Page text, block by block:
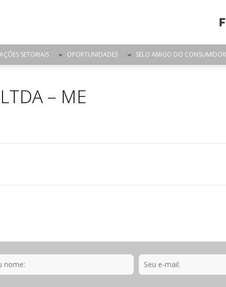
SETORIAIS OPORTUNIDADES SELO AMIGO DO CONSUMIDOR
– ME